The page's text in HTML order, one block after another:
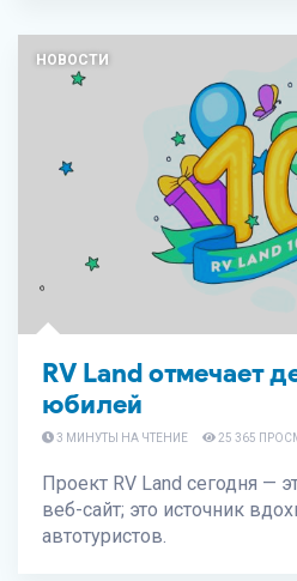
НОВОСТИ
RV Land отмечает
юбилей
3 МИНУТЫ НА ЧТЕНИЕ 25 365
Проект RV Land сегодня —
веб-сайт; это источник
автотуристов.